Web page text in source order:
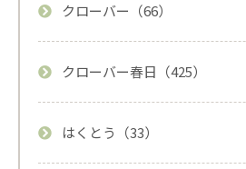
クローバー（66）
クローバー春日（425）
はくとう（33）